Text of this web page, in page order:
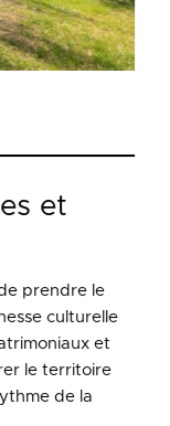
et
prendre le
culturelle
et
le territoire
de la